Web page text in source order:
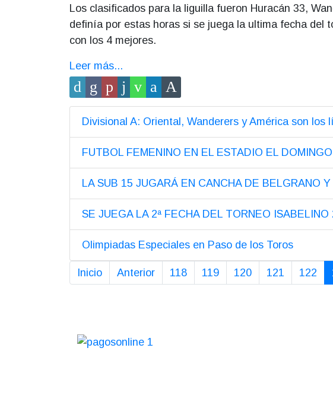
Los clasificados para la liguilla fueron Huracán 33,
definía por estas horas si se juega la ultima fecha del
con los 4 mejores.
Leer más...
Divisional A: Oriental, Wanderers y América son los
FUTBOL FEMENINO EN EL ESTADIO EL DOMINGO
LA SUB 15 JUGARÁ EN CANCHA DE BELGRANO
SE JUEGA LA 2ª FECHA DEL TORNEO
Olimpiadas Especiales en Paso de los Toros
Inicio Anterior 118 119 120 121 122